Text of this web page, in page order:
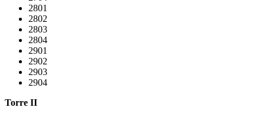
2801
2802
2803
2804
2901
2902
2903
2904
Torre II